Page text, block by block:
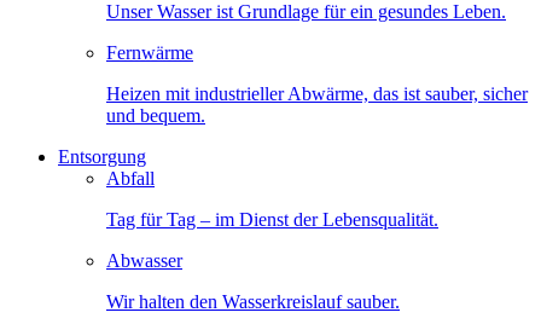
Unser Wasser ist Grundlage für ein gesundes Leben.
Fernwärme
Heizen mit industrieller Abwärme, das ist sauber, sicher
und bequem.
Entsorgung
Abfall
Tag für Tag – im Dienst der Lebensqualität.
Abwasser
Wir halten den Wasserkreislauf sauber.